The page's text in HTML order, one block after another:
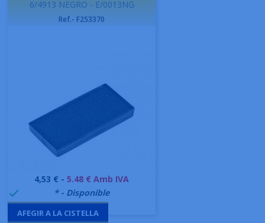
6/4913 NEGRO - E/0013NG
Ref.- F253370
Preu
4,53 € - 5.48 € Amb IVA
 * - Disponible
AFEGIR A LA CISTELLA